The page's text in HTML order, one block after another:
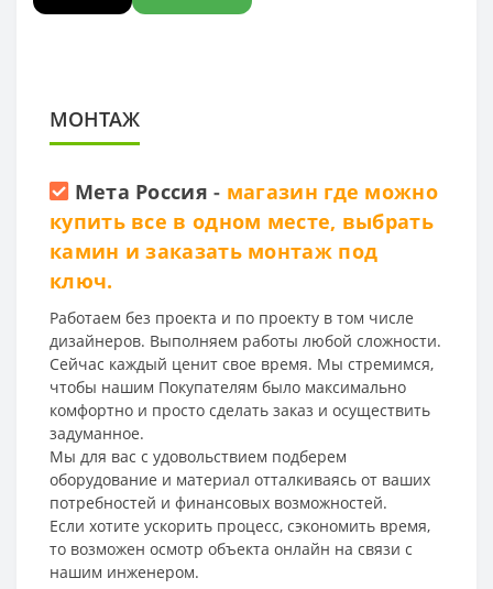
МОНТАЖ
Мета Россия - магазин где можно
купить все в одном месте, выбрать
камин и заказать монтаж под
ключ.
Работаем без проекта и по проекту в том числе
дизайнеров. Выполняем работы любой сложности.
Сейчас каждый ценит свое время. Мы стремимся,
чтобы нашим Покупателям было максимально
комфортно и просто сделать заказ и осуществить
задуманное.
Мы для вас с удовольствием подберем
оборудование и материал отталкиваясь от ваших
потребностей и финансовых возможностей.
Если хотите ускорить процесс, сэкономить время,
то возможен осмотр объекта онлайн на связи с
нашим инженером.